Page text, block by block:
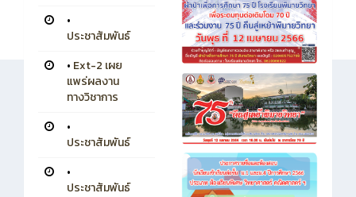
•
ประชาสัมพันธ์
• Ext-2 เผย
แพร่ผลงาน
ทางวิชาการ
•
ประชาสัมพันธ์
•
ประชาสัมพันธ์